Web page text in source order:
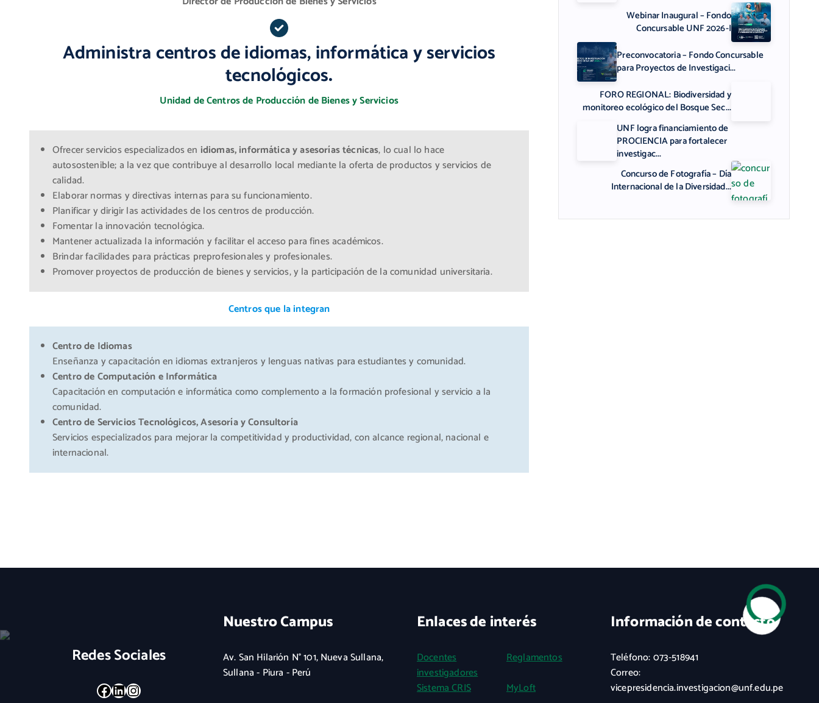
Administra centros de idiomas, informática y servicios
tecnológicos.
Unidad de Centros de Producción de Bienes y Servicios
Ofrecer servicios especializados en idiomas, informática y asesorías técnicas, lo cual lo hace
autosostenible; a la vez que contribuye al desarrollo local mediante la oferta de productos y servicios de
calidad.
Elaborar normas y directivas internas para su funcionamiento.
Planificar y dirigir las actividades de los centros de producción.
Fomentar la innovación tecnológica.
Mantener actualizada la información y facilitar el acceso para fines académicos.
Brindar facilidades para prácticas preprofesionales y profesionales.
Promover proyectos de producción de bienes y servicios, y la participación de la comunidad universitaria.
Centros que la integran
Centro de Idiomas
Enseñanza y capacitación en idiomas extranjeros y lenguas nativas para estudiantes y comunidad.
Centro de Computación e Informática
Capacitación en computación e informática como complemento a la formación profesional y servicio a la
comunidad.
Centro de Servicios Tecnológicos, Asesoría y Consultoría
Servicios especializados para mejorar la competitividad y productividad, con alcance regional, nacional e
internacional.
Webinar Inaugural – Fondo
Concursable UNF 2026-I
Preconvocatoria – Fondo Concursable
para Proyectos de Investigaci...
FORO REGIONAL: Biodiversidad y
monitoreo ecológico del Bosque Sec...
UNF logra financiamiento de
PROCIENCIA para fortalecer
investigac...
Concurso de Fotografía – Día
Internacional de la Diversidad...
Redes Sociales
Facebook LinkedIn Instagram
Nuestro Campus
Av. San Hilarión N° 101, Nueva Sullana,
Sullana - Piura - Perú
Enlaces de interés
Docentes
investigadores
Reglamentos
Sistema CRIS
MyLoft
Información de contacto
Teléfono: 073-518941
Correo:
vicepresidencia.investigacion@unf.edu.pe